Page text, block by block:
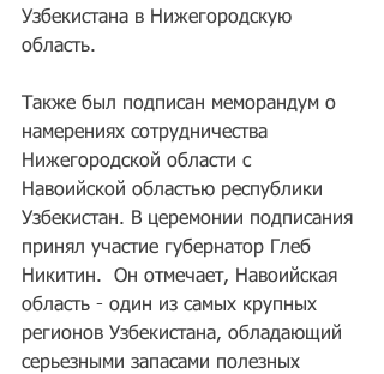
Узбекистана в Нижегородскую
область.
Также был подписан меморандум о
намерениях сотрудничества
Нижегородской области с
Навоийской областью республики
Узбекистан. В церемонии подписания
принял участие губернатор Глеб
Никитин.  Он отмечает, Навоийская
область - один из самых крупных
регионов Узбекистана, обладающий
серьезными запасами полезных